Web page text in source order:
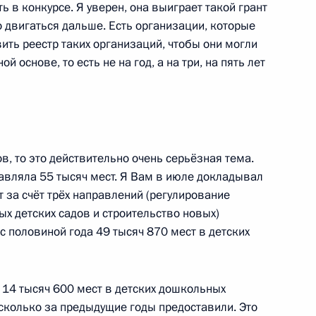
области
в конкурсе. Я уверен, она выиграет такой грант
дальше. Есть организации, которые
реестр таких организаций, чтобы они могли
основе, то есть не на год, а на три, на пять лет
то это действительно очень серьёзная тема.
55 тысяч мест. Я Вам в июле докладывал
счёт трёх направлений (регулирование
детских садов и строительство новых)
половиной года 49 тысяч 870 мест в детских
тысяч 600 мест в детских дошкольных
за предыдущие годы предоставили. Это